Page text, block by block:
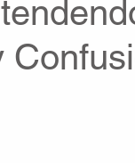
Amigo